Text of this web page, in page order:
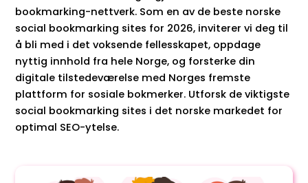
bookmarking-nettverk. Som en av de beste norske
social bookmarking sites for 2026, inviterer vi deg til
å bli med i det voksende fellesskapet, oppdage
nyttig innhold fra hele Norge, og forsterke din
digitale tilstedeværelse med Norges fremste
plattform for sosiale bokmerker. Utforsk de viktigste
social bookmarking sites i det norske markedet for
optimal SEO-ytelse.